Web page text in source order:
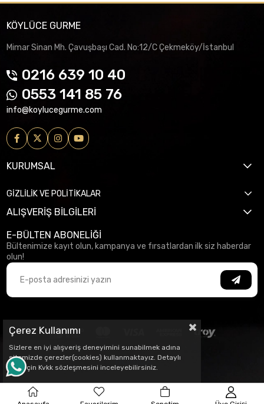
KÖYLÜCE GURME
Mimar Sinan Mh. Çavuşbaşı Cad. No:12/C Çekmeköy/İstanbul
0216 639 10 40
0553 141 85 76
info@koylucegurme.com
KURUMSAL
GİZLİLİK VE POLİTİKALAR
ALIŞVERİŞ BİLGİLERİ
E-BÜLTEN ABONELİĞİ
Bültenimize kayıt olun, kampanya ve fırsatlardan ilk siz haberdar
olun!
Çerez Kullanımı
Sizlere en iyi alışveriş deneyimini sunabilmek adına
sitemizde çerezler(cookies) kullanmaktayız. Detaylı
bilgi için Kvkk sözleşmesini inceleyebilirsiniz.